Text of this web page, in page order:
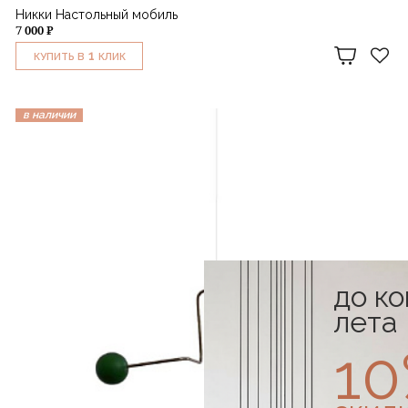
Никки Настольный мобиль
7 000 ₽
КУПИТЬ В 1 КЛИК
в наличии
до
лета